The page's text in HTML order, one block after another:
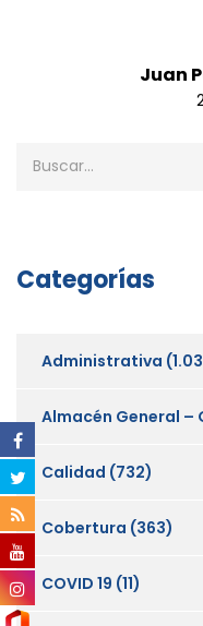
Juan
Categorías
Administrativa
Almacén General –
Calidad (732)
Cobertura (363)
COVID 19 (11)